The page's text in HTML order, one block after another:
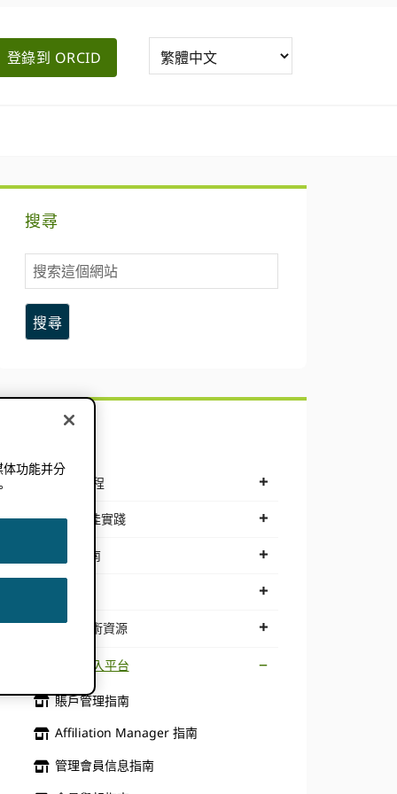
登錄到 ORCID
搜尋
搜
索
這
個
工作流程
集成最佳實踐
整合指南
API 技術資源
會員登入平台
賬戶管理指南
Affiliation Manager 指南
管理會員信息指南
功能并分